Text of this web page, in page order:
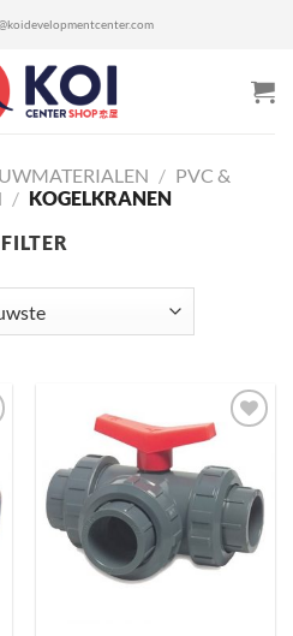
/ PVC &
/ KOGELKRANEN
FILTER
Toevoegen
verlanglijst